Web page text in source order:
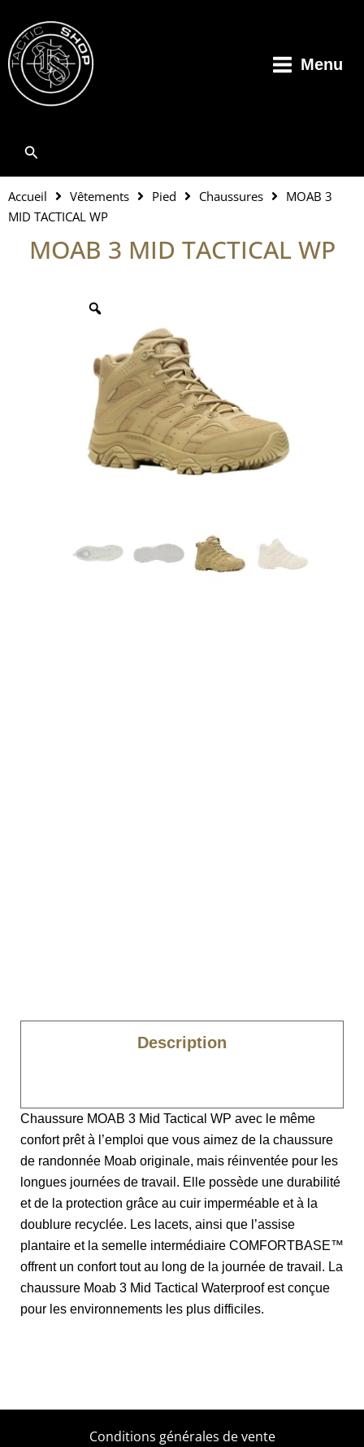
contenu
Menu
Rechercher
Accueil Vêtements Pied Chaussures
MOAB 3
MID TACTICAL WP
MOAB 3 MID TACTICAL WP
Description
Chaussure MOAB 3 Mid Tactical WP avec le même
confort prêt à l’emploi que vous aimez de la chaussure
de randonnée Moab originale, mais réinventée pour les
longues journées de travail. Elle possède une durabilité
et de la protection grâce au cuir imperméable et à la
doublure recyclée. Les lacets, ainsi que l’assise
plantaire et la semelle intermédiaire COMFORTBASE™
offrent un confort tout au long de la journée de travail. La
chaussure Moab 3 Mid Tactical Waterproof est conçue
pour les environnements les plus difficiles.
Conditions générales de vente